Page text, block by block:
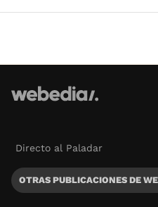
Directo al Paladar
OTRAS PUBLICACIONES DE